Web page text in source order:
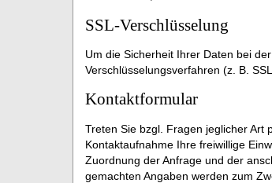
SSL-Verschlüsselung
Um die Sicherheit Ihrer Daten bei
Verschlüsselungsverfahren (z. B.
Kontaktformular
Treten Sie bzgl. Fragen jeglicher Art
Kontaktaufnahme Ihre freiwillige
Zuordnung der Anfrage und der
gemachten Angaben werden zum